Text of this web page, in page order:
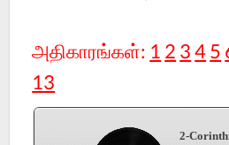
அதிகாரங்கள்: 1 2 345
13
2-